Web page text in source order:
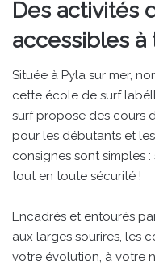
Des activités
accessibles à
Située à Pyla sur mer,
cette école de surf
surf propose des cours
pour les débutants et
consignes sont simples :
tout en toute sécurité !
Encadrés et entourés
aux larges sourires, les
votre évolution, à votre